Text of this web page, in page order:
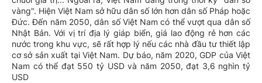
vàng". Hiện Việt Nam sở hữu dân số lớn hơn dân số Pháp hoặc
Đức. Đến năm 2050, dân số Việt Nam có thể vượt qua dân số
Nhật Bản. Với vị trí địa lý giáp biển, giá lao động rẻ hơn các
nước trong khu vực, sẽ rất hợp lý nếu các nhà đầu tư thiết lập
cơ sở sản xuất tại Việt Nam. Dự báo, năm 2020, GDP của Việt
Nam có thể đạt 550 tỷ USD và năm 2050, đạt 3,6 nghìn tỷ
USD